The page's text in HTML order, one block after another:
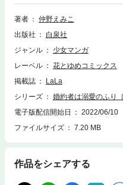
ます。)
著者
仲野えみこ
出版社
白泉社
ジャンル
少女マンガ
レーベル
花とゆめコミックス
掲載誌
LaLa
シリーズ
婚約者は溺愛のふり
電子版配信開始日
2022/06/10
ファイルサイズ
7.20 MB
作品をシェアする